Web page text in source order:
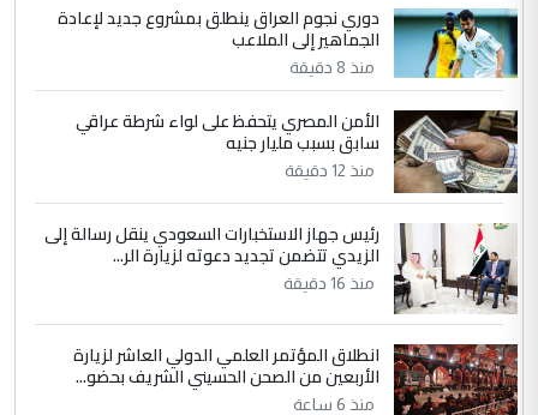
ابا فرات ...
الموضوع :
الجواهري يرد على صدام حسين سل
مضجعيك يابن الزنا (نص كامل)
سردار
التعليق : واحد من عصابة علي ماما يسقط
جنسية الرافد الثالث للعراق ومن اصول عريقة
ابا فرات ...
الموضوع :
الجواهري يرد على صدام حسين سل
مضجعيك يابن الزنا (نص كامل)
دوري نجوم العراق ينطلق بمشروع جديد لإعادة
الجماهير إلى الملاعب
منذ 8 دقيقة
الأمن المصري يتحفظ على لواء شرطة عراقي
سابق بسبب مليار جنيه
منذ 12 دقيقة
رئيس جهاز الاستخبارات السعودي ينقل رسالة إلى
الزيدي تتضمن تجديد دعوته لزيارة الر...
منذ 16 دقيقة
انطلاق المؤتمر العلمي الدولي العاشر لزيارة
الأربعين من الصحن الحسيني الشريف بحضو...
منذ 6 ساعة